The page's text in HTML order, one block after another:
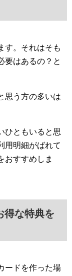
す。それはそも
要はあるの？と
思う方の多いは
ひともいると思
用明細がばれて
おすすめしま
得な特典を
ードを作った場